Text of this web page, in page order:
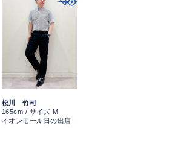
松川 竹司
165cm / サイズ M
イオンモール日の出店